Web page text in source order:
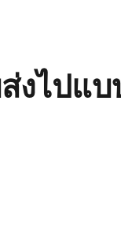
งไปแบ